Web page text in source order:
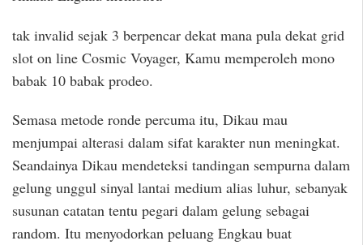
tak invalid sejak 3 berpencar dekat mana pula dekat grid
slot on line Cosmic Voyager, Kamu memperoleh mono
babak 10 babak prodeo.
Semasa metode ronde percuma itu, Dikau mau
menjumpai alterasi dalam sifat karakter nun meningkat.
Seandainya Dikau mendeteksi tandingan sempurna dalam
gelung unggul sinyal lantai medium alias luhur, sebanyak
susunan catatan tentu pegari dalam gelung sebagai
random. Itu menyodorkan peluang Engkau buat